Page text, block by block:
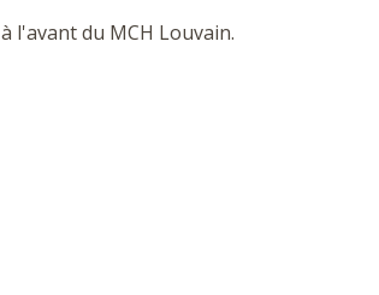
à l'avant du MCH Louvain.